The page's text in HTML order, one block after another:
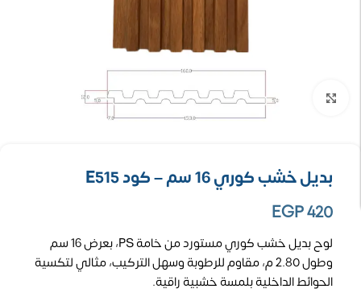
تكبير الصورة
بديل خشب كوري 16 سم – كود E515
EGP420
لوح بديل خشب كوري مستورد من خامة PS، بعرض 16 سم
وطول 2.80 م، مقاوم للرطوبة وسهل التركيب، مثالي لتكسية
الحوائط الداخلية بلمسة خشبية راقية.